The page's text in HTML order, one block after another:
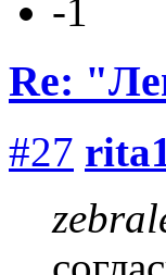
-1
Re:
#27